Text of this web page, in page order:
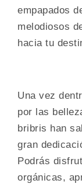
empapados
melodiosos
hacia tu
Una vez
por las
bribris han
gran
Podrás
orgánicas,